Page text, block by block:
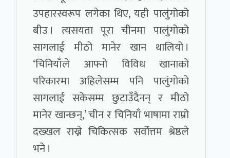
उपहारस्वरूप लगेका थिए, यही पालुंगोको
बीउ । त्यसयता पूरा चीनमा पालुंगोको
सागलाई मीठो मानेर खान थालियो ।
‘चिनियाँले आफ्नो विविध खानाको
परिकारमा अहिलेसम्म पनि पालुंगोको
सागलाई सकेसम्म छुटाउँदैनन् र मीठो
मानेर खान्छन्,’ चीन र चिनियाँ भाषामा राम्रो
दख्खल राख्ने चिकित्सक सर्वोत्तम श्रेष्ठले
भने ।